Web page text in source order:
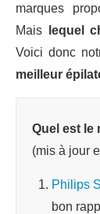
marques
Mais
lequel
Voici donc
meilleur
Quel est le
(mis à jour
Philips
bon